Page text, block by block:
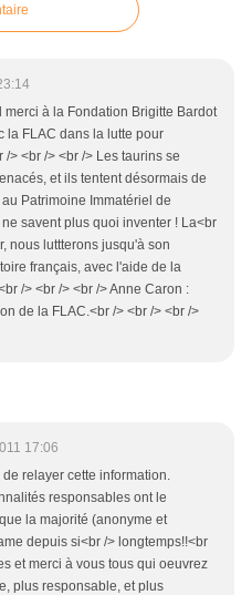
merci à la Fondation Brigitte Bardot
la FLAC dans la lutte pour
> <br /> <br /> Les taurins se
et ils tentent désormais de
Patrimoine Immatériel de
savent plus quoi inventer ! La<br
nous luttterons jusqu'à son
français, avec l'aide de la
/> <br /> <br /> Anne Caron :
de la FLAC.<br /> <br /> <br />
17:06
relayer cette information.
responsables ont le
la majorité (anonyme et
depuis si<br /> longtemps!!<br
et merci à vous tous qui oeuvrez
plus responsable, et plus